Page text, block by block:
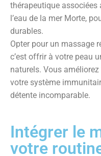
thérapeutique associées
l’eau de la mer Morte,
durables.
Opter pour un massage
c’est offrir à votre peau
naturels. Vous
votre système
détente incomparable.
Intégrer le
votre